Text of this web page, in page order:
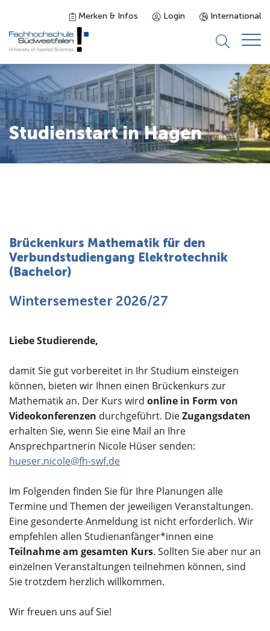
Merken & Infos Login International
Studieninteressierte
Studienangebot
Studierende
Karriere
Über uns
Studienstart in Hagen
Brückenkurs Mathematik für den
Verbundstudiengang Elektrotechnik
(Bachelor)
Wintersemester 2026/27
Liebe Studierende,
damit Sie gut vorbereitet in Ihr Studium einsteigen
können, bieten wir Ihnen einen Brückenkurs zur
Mathematik an. Der Kurs wird online in Form von
Videokonferenzen durchgeführt. DieZugangsdaten
erhalten Sie, wenn Sie eine Mail an Ihre
Ansprechpartnerin Nicole Hüser senden:
hueser.nicole@fh-swf.de
Im Folgenden finden Sie für Ihre Planungen alle
Termine und Themen der jeweiligen Veranstaltungen.
Eine gesonderte Anmeldung ist nicht erforderlich. Wir
empfehlen allen Studienanfänger*innen eine
Teilnahme am gesamten Kurs. Sollten Sie aber nur an
einzelnen Veranstaltungen teilnehmen können, sind
Sie trotzdem herzlich willkommen.
Wir freuen uns auf Sie!